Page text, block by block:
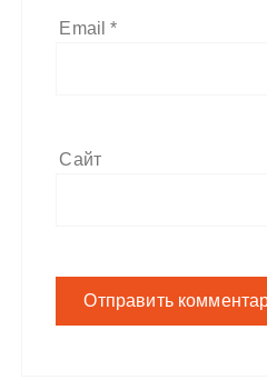
Email*
Сайт